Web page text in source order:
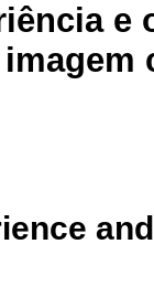
e